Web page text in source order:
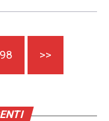
98 >>